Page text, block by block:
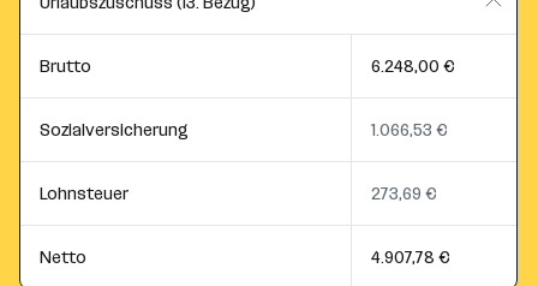
Brutto 6.248,00 €
Sozialversicherung 1.066,53 €
Lohnsteuer 273,69 €
Netto 4.907,78 €